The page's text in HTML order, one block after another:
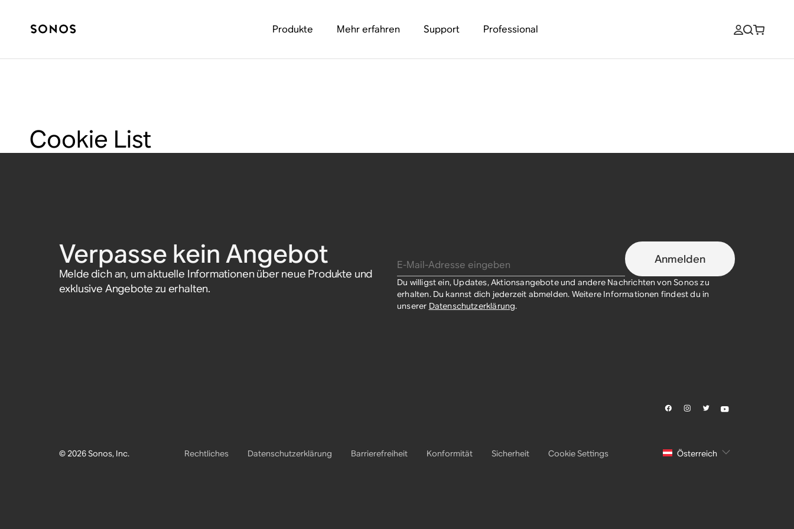
Produkte Mehr erfahren Support Professional
Cookie List
Verpasse kein Angebot
Melde dich an, um aktuelle Informationen über neue Produkte und
exklusive Angebote zu erhalten.
Anmelden
Du willigst ein, Updates, Aktionsangebote und andere Nachrichten von Sonos zu
erhalten. Du kannst dich jederzeit abmelden. Weitere Informationen findest du in
unserer Datenschutzerklärung.​
© 2026 Sonos, Inc. Rechtliches Datenschutzerklärung Barrierefreiheit Konformität Sicherheit Cookie Settings Österreich